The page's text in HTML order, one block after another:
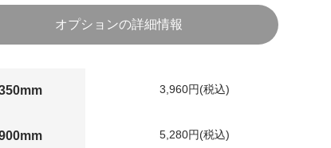
オプションの詳細情報
3,960円(税込)
5,280円(税込)